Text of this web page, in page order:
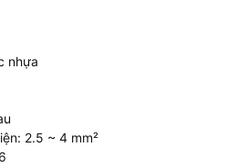
nhựa
2.5 ~ 4 mm²